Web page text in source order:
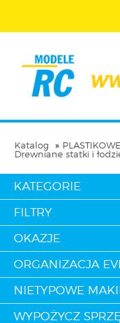
Katalog
Drewniane statki i
KATEGORIE
FILTRY
OKAZJE
ORGANIZACJA
NIETYPOWE
WYPOŻYCZ